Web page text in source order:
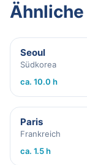
Seoul
Südkorea
ca. 10.0 h
Paris
Frankreich
ca. 1.5 h